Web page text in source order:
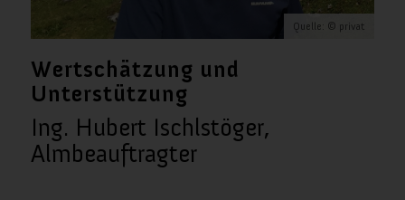
Wertschätzung und
Unterstützung
Ing. Hubert Ischlstöger,
Almbeauftragter
Quelle: © privat